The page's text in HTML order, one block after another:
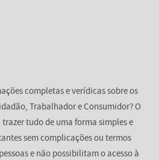
completas e verídicas sobre os
Trabalhador e Consumidor? O
tudo de uma forma simples e
sem complicações ou termos
e não possibilitam o acesso à